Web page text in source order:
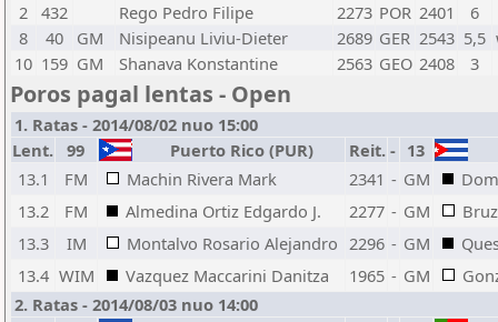
2
432 Rego Pedro Filipe 2273 POR 2401
6
8
40 GM Nisipeanu Liviu-Dieter 2689 GER 2543 5,5
10 159 GM Shanava Konstantine 2563 GEO 2408 3
Poros pagal lentas - Open
1. Ratas - 2014/08/02 nuo 15:00
Lent.
99 Puerto Rico (PUR) Reit. - 13
13.1
FM Machin Rivera Mark 2341 - GM
13.2
FM Almedina Ortiz Edgardo J. 2277 - GM
13.3
IM Montalvo Rosario Alejandro 2296 - GM
13.4 WIM Vazquez Maccarini Danitza 1965 - GM
2. Ratas - 2014/08/03 nuo 14:00